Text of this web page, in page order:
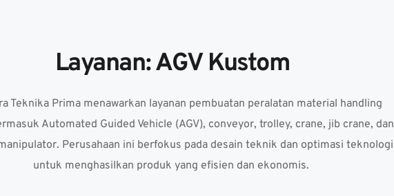
Layanan: AGV Kustom
Teknika Prima menawarkan layanan pembuatan peralatan material handling
Automated Guided Vehicle (AGV), conveyor, trolley, crane, jib crane, dan
Perusahaan ini berfokus pada desain teknik dan optimasi teknologi
untuk menghasilkan produk yang efisien dan ekonomis.